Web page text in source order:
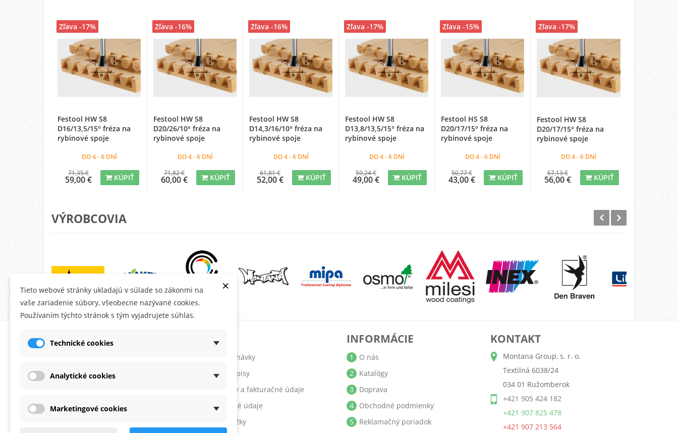
Festool HW S8
D16/13,5/15° fréza na
rybinové spoje
DO 4 - 6 DNÍ
71,35 €
59,00 € KÚPIŤ
Zľava -17%
Festool HW S8
D20/26/10° fréza na
rybinové spoje
DO 4 - 6 DNÍ
71,82 €
60,00 € KÚPIŤ
Zľava -16%
Festool HW S8
D14,3/16/10° fréza na
rybinové spoje
DO 4 - 6 DNÍ
61,81 €
52,00 € KÚPIŤ
Zľava -16%
Festool HW S8
D13,8/13,5/15° fréza na
rybinové spoje
DO 4 - 6 DNÍ
59,24 €
49,00 € KÚPIŤ
Zľava -17%
Festool HS S8
D20/17/15° fréza na
rybinové spoje
DO 4 - 6 DNÍ
50,77 €
43,00 € KÚPIŤ
Zľava -15%
Festool HW S8
D20/17/15° fréza na
rybinové spoje
DO 4 - 6 DNÍ
67,13 €
56,00 € KÚPIŤ
Zľava -17%
VÝROBCOVIA
O MONTANA.SK
Zaoberáme sa predajom fasádnych
ÚČET
Objednávky
Dobropisy
Adresy a fakturačné údaje
Osobné údaje
Poukážky
INFORMÁCIE
O nás
1
Katalógy
2
Doprava
3
Obchodné podmienky
4
Reklamačný poriadok
5
KONTAKT
Montana Group, s. r. o.
Textilná 6038/24
034 01 Ružomberok
+421 905 424 182
+421 907 825 478
+421 907 213 564
×
Tieto webové stránky ukladajú v súlade so zákonmi na
vaše zariadenie súbory, všeobecne nazývané cookies.
Používaním týchto stránok s tým vyjadrujete súhlas.
Technické cookies
Analytické cookies
Marketingové cookies